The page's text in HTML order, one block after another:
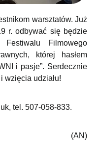
warsztatów. Już
r. odbywać się będzie
Filmowego
której hasłem
i pasje”. Serdecznie
wzięcia udziału!
tel. 507-058-833.
(AN)